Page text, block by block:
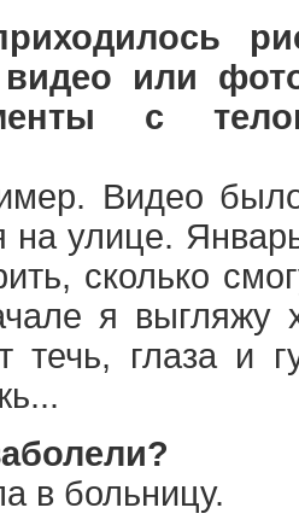
или
с
Видео
на улице.
сколько
я выгляжу
течь, глаза и
в больницу.